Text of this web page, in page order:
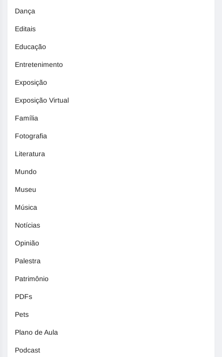
Dança
Editais
Educação
Entretenimento
Exposição
Exposição Virtual
Família
Fotografia
Literatura
Mundo
Museu
Música
Notícias
Opinião
Palestra
Patrimônio
PDFs
Pets
Plano de Aula
Podcast